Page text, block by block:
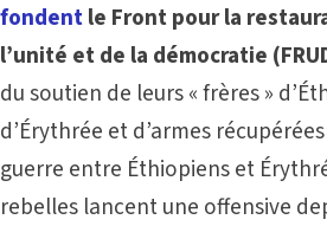
fondentle Front pour la
l’unité et de la démocratie
du soutien de leurs « frères »
d’Érythrée et d’armes
guerre entre Éthiopiens et
rebelles lancent une offensive